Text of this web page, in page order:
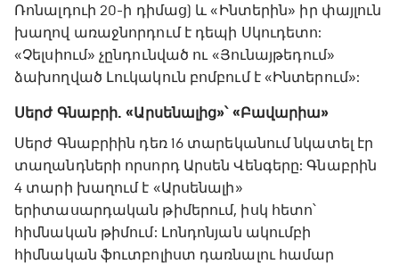
Ռոնալդուի 20-ի դիմաց) և «Ինտերին» իր փայլուն
խաղով առաջնորդում է դեպի Սկուդետո:
«Չելսիում» չընդունված ու «Յունայթեդում»
ձախողված Լուկակուն բոմբում է «Ինտերում»:
Սերժ Գնաբրի. «Արսենալից»՝ «Բավարիա»
Սերժ Գնաբրիին դեռ 16 տարեկանում նկատել էր
տաղանդների որսորդ Արսեն Վենգերը: Գնաբրին
4 տարի խաղում է «Արսենալի»
երիտասարդական թիմերում, իսկ հետո՝
հիմնական թիմում: Լոնդոնյան ակումբի
հիմնական ֆուտբոլիստ դառնալու համար